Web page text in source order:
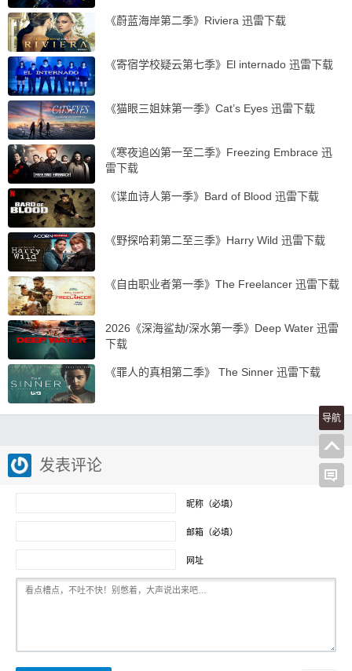
《蔚蓝海岸第二季》Riviera 迅雷下载
《寄宿学校疑云第七季》El internado 迅雷下载
《猫眼三姐妹第一季》Cat’s Eyes 迅雷下载
《寒夜追凶第一至二季》Freezing Embrace 迅
雷下载
《谍血诗人第一季》Bard of Blood 迅雷下载
《野探哈莉第二至三季》Harry Wild 迅雷下载
《自由职业者第一季》The Freelancer 迅雷下载
2026《深海鲨劫/深水第一季》Deep Water 迅雷
下载
《罪人的真相第二季》 The Sinner 迅雷下载
发表评论
昵称（必填）
邮箱（必填）
网址
导航